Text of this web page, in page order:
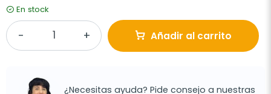
En stock
Añadir al carrito
¿Necesitas ayuda? Pide consejo a nuestras